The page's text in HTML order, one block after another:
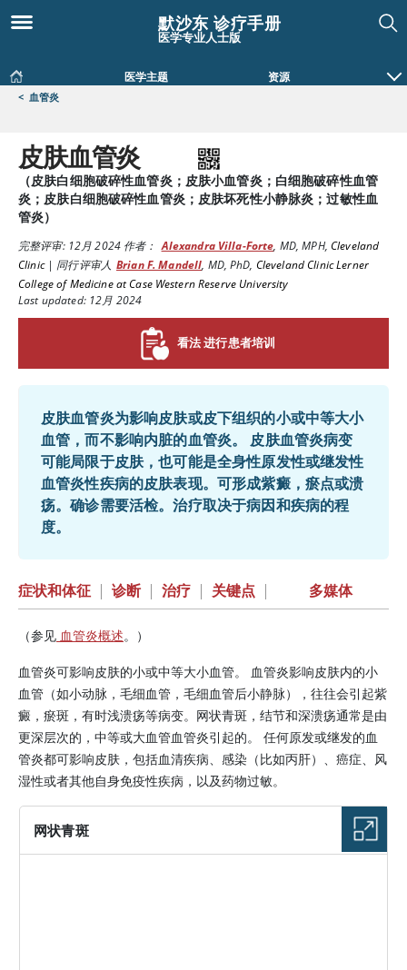
默沙东 诊疗手册
医学专业人士版
医学主题 资源
< 血管炎
皮肤血管炎
（皮肤白细胞破碎性血管炎；皮肤小血管炎；白细胞破碎性血管
炎；皮肤白细胞破碎性血管炎；皮肤坏死性小静脉炎；过敏性血
管炎）
完整评审:12月 2024作者： Alexandra Villa-Forte, MD, MPH,Cleveland
Clinic| 同行评审人 Brian F. Mandell, MD, PhD, Cleveland Clinic Lerner
College of Medicine at Case Western Reserve University
Last updated: 12月 2024
看法 进行患者培训
皮肤血管炎为影响皮肤或皮下组织的小或中等大小
血管，而不影响内脏的血管炎。 皮肤血管炎病变
可能局限于皮肤，也可能是全身性原发性或继发性
血管炎性疾病的皮肤表现。可形成紫癜，瘀点或溃
疡。确诊需要活检。治疗取决于病因和疾病的程
度。
症状和体征 | 诊断 | 治疗 | 关键点 | 多媒体
（参见 血管炎概述。）
血管炎可影响皮肤的小或中等大小血管。 血管炎影响皮肤内的小
血管（如小动脉，毛细血管，毛细血管后小静脉），往往会引起紫
癜，瘀斑，有时浅溃疡等病变。网状青斑，结节和深溃疡通常是由
更深层次的，中等或大血管血管炎引起的。 任何原发或继发的血
管炎都可影响皮肤，包括血清疾病、感染（比如丙肝）、癌症、风
湿性或者其他自身免疫性疾病，以及药物过敏。
网状青斑